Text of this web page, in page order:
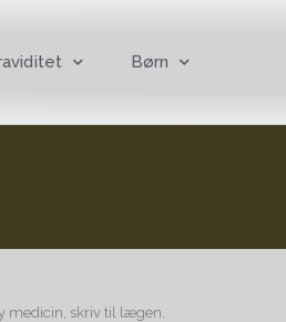
Børn
medicin, skriv til lægen.